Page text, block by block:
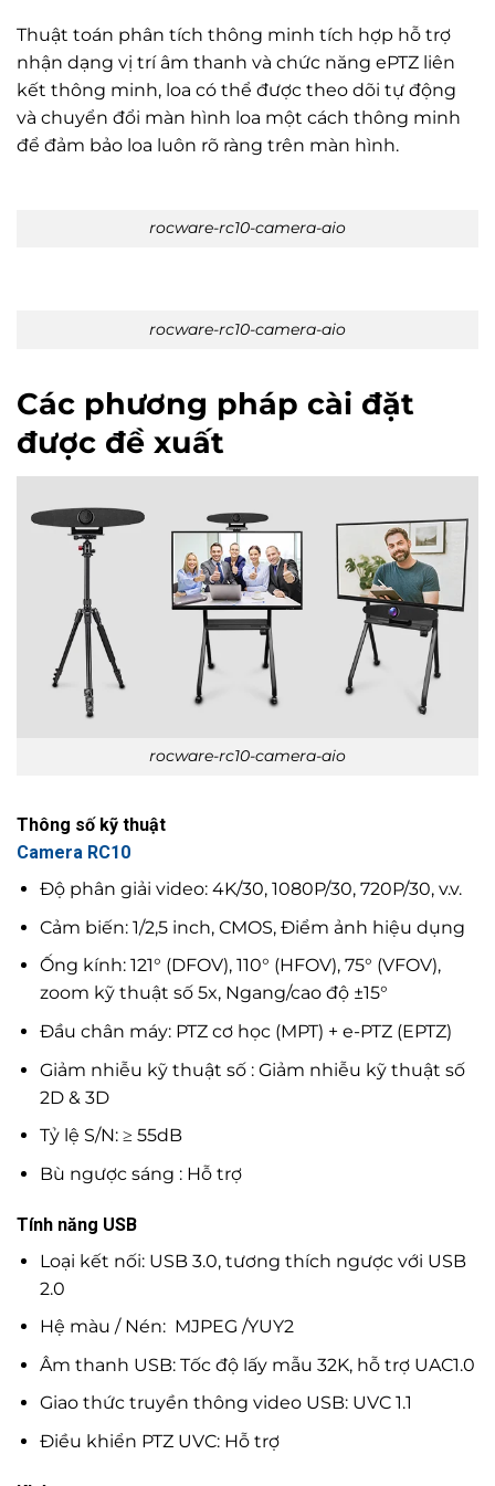
Thuật toán phân tích thông minh tích hợp hỗ trợ
nhận dạng vị trí âm thanh và chức năng ePTZ liên
kết thông minh, loa có thể được theo dõi tự động
và chuyển đổi màn hình loa một cách thông minh
để đảm bảo loa luôn rõ ràng trên màn hình.
rocware-rc10-camera-aio
rocware-rc10-camera-aio
Các phương pháp cài đặt
được đề xuất
rocware-rc10-camera-aio
Thông số kỹ thuật
Camera RC10
Độ phân giải video: 4K/30, 1080P/30, 720P/30, v.v.
Cảm biến: 1/2,5 inch, CMOS, Điểm ảnh hiệu dụng
Ống kính: 121° (DFOV), 110° (HFOV), 75° (VFOV),
zoom kỹ thuật số 5x, Ngang/cao độ ±15°
Đầu chân máy: PTZ cơ học (MPT) + e-PTZ (EPTZ)
Giảm nhiễu kỹ thuật số : Giảm nhiễu kỹ thuật số
2D & 3D
Tỷ lệ S/N: ≥ 55dB
Bù ngược sáng : Hỗ trợ
Tính năng USB
Loại kết nối: USB 3.0, tương thích ngược với USB
2.0
Hệ màu / Nén: MJPEG /YUY2
Âm thanh USB: Tốc độ lấy mẫu 32K, hỗ trợ UAC1.0
Giao thức truyền thông video USB: UVC 1.1
Điều khiển PTZ UVC: Hỗ trợ